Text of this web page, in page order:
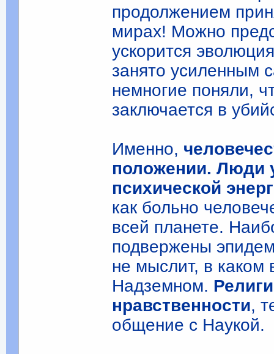
продолжением
мирах! Можно
ускорится
занято усиленным
немногие поняли,
заключается в
Именно,
положении. Люди
психической
как больно
всей планете.
подвержены
не мыслит, в каком
Надземном.
нравственности,
общение с Наукой.